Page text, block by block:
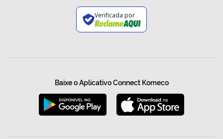
Verificada por
Baixe o Aplicativo Connect Komeco